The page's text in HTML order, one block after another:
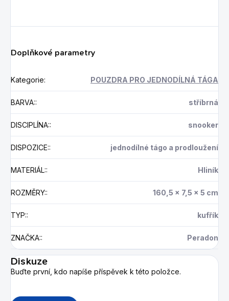
Doplňkové parametry
Kategorie: POUZDRA PRO JEDNODÍLNÁ TÁGA
BARVA:: stříbrná
DISCIPLÍNA:: snooker
DISPOZICE:: jednodílné tágo a prodloužení
MATERIÁL:: Hliník
ROZMĚRY:: 160,5 x 7,5 x 5 cm
TYP:: kufřík
ZNAČKA:: Peradon
Diskuze
Buďte první, kdo napíše příspěvek k této položce.